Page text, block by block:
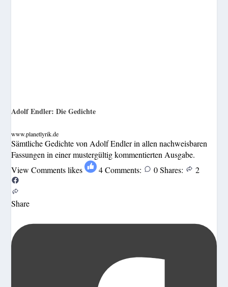
Adolf Endler: Die Gedichte
www.planetlyrik.de
Sämtliche Gedichte von Adolf Endler in allen nachweisbaren
Fassungen in einer mustergültig kommentierten Ausgabe.
View Comments likes 4 Comments: 0 Shares: 2
Share